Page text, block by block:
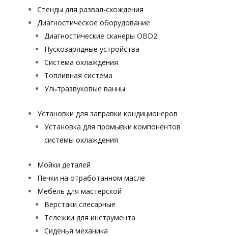
Стенды для развал-схождения
Диагностическое оборудование
Диагностические сканеры OBD2
Пускозарядные устройства
Система охлаждения
Топливная система
Ультразвуковые ванны
Установки для заправки кондиционеров
Установка для промывки компонентов
системы охлаждения
Мойки деталей
Печки на отработанном масле
Мебель для мастерской
Верстаки слесарные
Тележки для инструмента
Сиденья механика